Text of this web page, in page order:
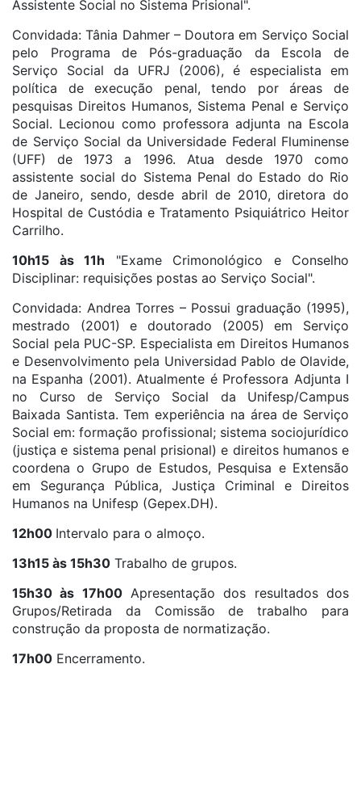
Assistente Social no Sistema Prisional".
Convidada: Tânia Dahmer – Doutora em Serviço Social
pelo Programa de Pós-graduação da Escola de
Serviço Social da UFRJ (2006), é especialista em
política de execução penal, tendo por áreas de
pesquisas Direitos Humanos, Sistema Penal e Serviço
Social. Lecionou como professora adjunta na Escola
de Serviço Social da Universidade Federal Fluminense
(UFF) de 1973 a 1996. Atua desde 1970 como
assistente social do Sistema Penal do Estado do Rio
de Janeiro, sendo, desde abril de 2010, diretora do
Hospital de Custódia e Tratamento Psiquiátrico Heitor
Carrilho.
10h15 às 11h "Exame Crimonológico e Conselho
Disciplinar: requisições postas ao Serviço Social".
Convidada: Andrea Torres – Possui graduação (1995),
mestrado (2001) e doutorado (2005) em Serviço
Social pela PUC-SP. Especialista em Direitos Humanos
e Desenvolvimento pela Universidad Pablo de Olavide,
na Espanha (2001). Atualmente é Professora Adjunta I
no Curso de Serviço Social da Unifesp/Campus
Baixada Santista. Tem experiência na área de Serviço
Social em: formação profissional; sistema sociojurídico
(justiça e sistema penal prisional) e direitos humanos e
coordena o Grupo de Estudos, Pesquisa e Extensão
em Segurança Pública, Justiça Criminal e Direitos
Humanos na Unifesp (Gepex.DH).
12h00 Intervalo para o almoço.
13h15 às 15h30 Trabalho de grupos.
15h30 às 17h00Apresentação dos resultados dos
Grupos/Retirada da Comissão de trabalho para
construção da proposta de normatização.
17h00 Encerramento.